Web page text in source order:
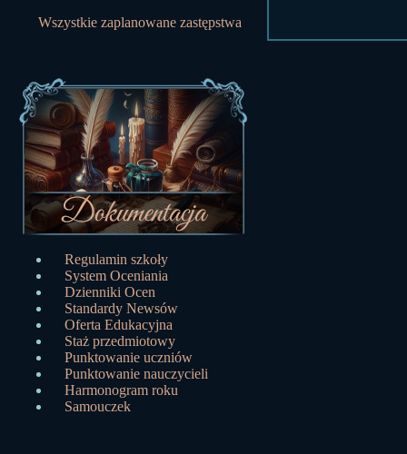
Wszystkie zaplanowane zastępstwa
Regulamin szkoły
System Oceniania
Dzienniki Ocen
Standardy Newsów
Oferta Edukacyjna
Staż przedmiotowy
Punktowanie uczniów
Punktowanie nauczycieli
Harmonogram roku
Samouczek